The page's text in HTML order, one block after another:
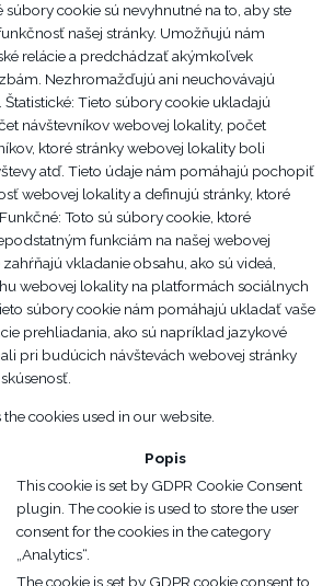
súbory cookie sú nevyhnutné na to, aby ste
našej stránky. Umožňujú nám
relácie a predchádzať akýmkoľvek
Nezhromažďujú ani neuchovávajú
Tieto súbory cookie ukladajú
návštevníkov webovej lokality, počet
ktoré stránky webovej lokality boli
atď. Tieto údaje nám pomáhajú pochopiť
webovej lokality a definujú stránky, ktoré
Toto sú súbory cookie, ktoré
funkciám na našej webovej
vkladanie obsahu, ako sú videá,
webovej lokality na platformách sociálnych
súbory cookie nám pomáhajú ukladať vaše
prehliadania, ako sú napríklad jazykové
pri budúcich návštevách webovej stránky
cookies used in our website.
Popis
This cookie is set by GDPR Cookie Consent
plugin. The cookie is used to store the user
consent for the cookies in the category
„Analytics“.
The cookie is set by GDPR cookie consent to